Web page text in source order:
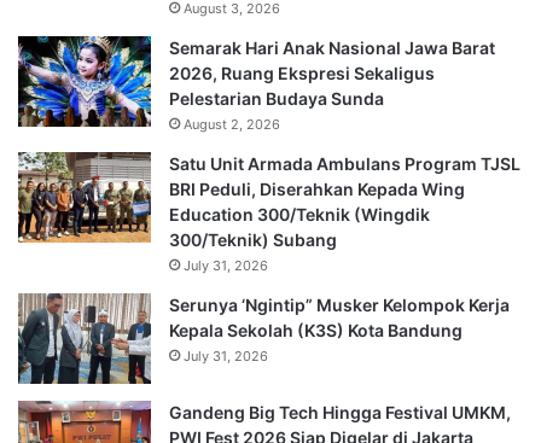
August 3, 2026
Semarak Hari Anak Nasional Jawa Barat
2026, Ruang Ekspresi Sekaligus
Pelestarian Budaya Sunda
August 2, 2026
Satu Unit Armada Ambulans Program TJSL
BRI Peduli, Diserahkan Kepada Wing
Education 300/Teknik (Wingdik
300/Teknik) Subang
July 31, 2026
Serunya ‘Ngintip” Musker Kelompok Kerja
Kepala Sekolah (K3S) Kota Bandung
July 31, 2026
Gandeng Big Tech Hingga Festival UMKM,
PWI Fest 2026 Siap Digelar di Jakarta